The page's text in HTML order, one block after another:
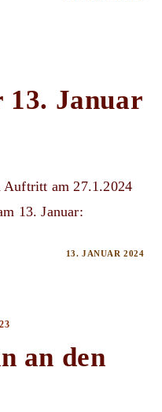
Januar
Auftritt am 27.1.2024
13. Januar:
13. JANUAR 2024
an den